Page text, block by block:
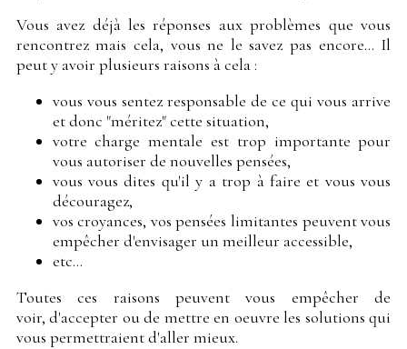
Vous avez déjà les réponses aux problèmes que vous
rencontrez mais cela, vous ne le savez pas encore... Il
peut y avoir plusieurs raisons à cela :
vous vous sentez responsable de ce qui vous arrive
et donc "méritez" cette situation,
votre charge mentale est trop importante pour
vous autoriser de nouvelles pensées,
vous vous dites qu'il y a trop à faire et vous vous
découragez,
vos croyances, vos pensées limitantes peuvent vous
empêcher d'envisager un meilleur accessible,
etc...
Toutes ces raisons peuvent vous empêcher de
voir, d'accepter ou de mettre en oeuvre les solutions qui
vous permettraient d'aller mieux.